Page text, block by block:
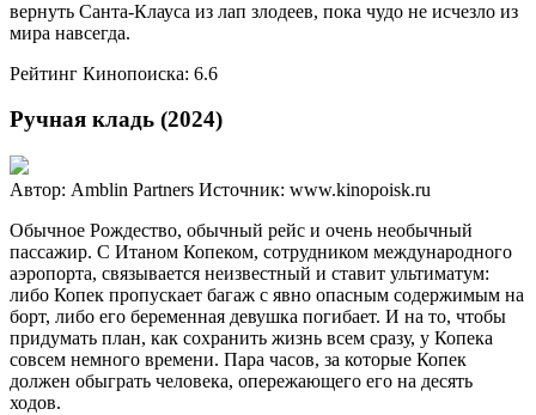
вернуть Санта-Клауса из лап злодеев, пока чудо не исчезло из
мира навсегда.
Рейтинг Кинопоиска: 6.6
Ручная кладь (2024)
Автор: Amblin Partners Источник: www.kinopoisk.ru
Обычное Рождество, обычный рейс и очень необычный
пассажир. С Итаном Копеком, сотрудником международного
аэропорта, связывается неизвестный и ставит ультиматум:
либо Копек пропускает багаж с явно опасным содержимым на
борт, либо его беременная девушка погибает. И на то, чтобы
придумать план, как сохранить жизнь всем сразу, у Копека
совсем немного времени. Пара часов, за которые Копек
должен обыграть человека, опережающего его на десять
ходов.